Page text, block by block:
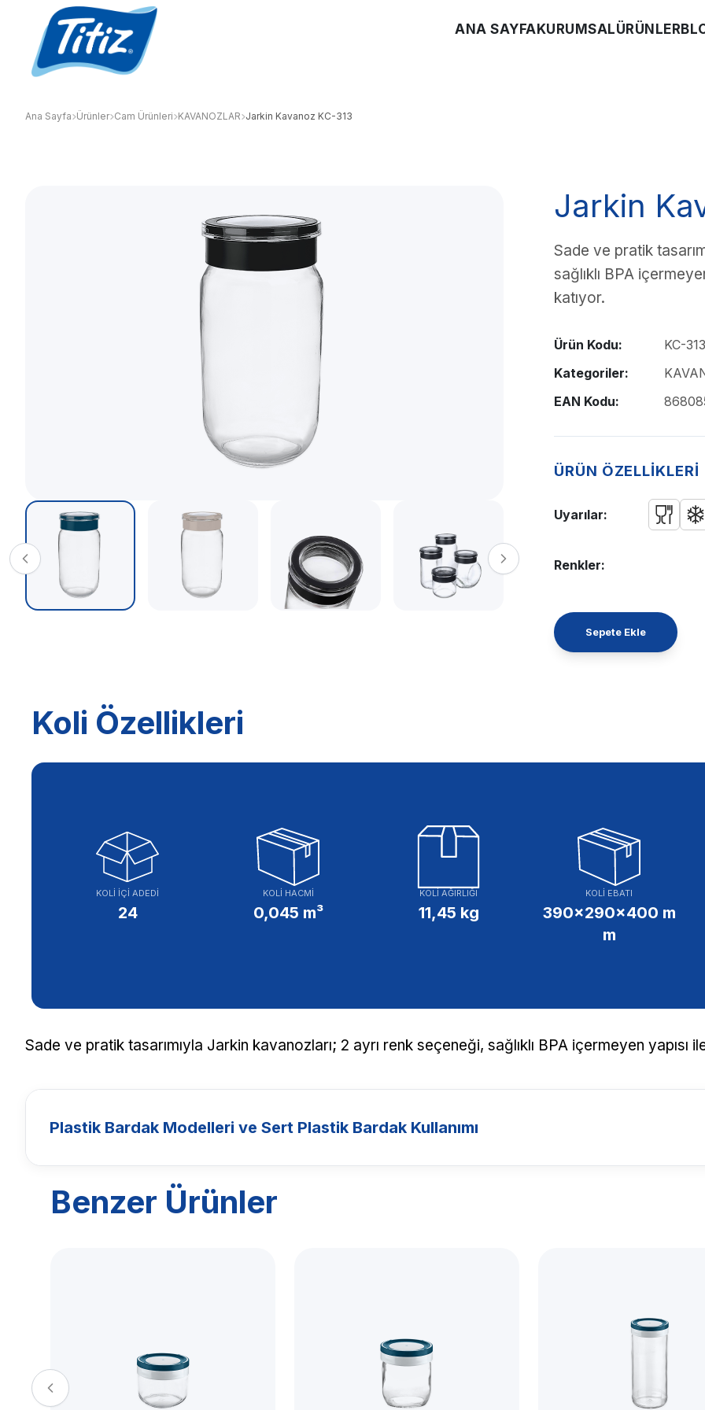
ANA SAYFA KURUMSALÜRÜNLER
Ana Sayfa Ürünler Cam Ürünleri KAVANOZLAR Jarkin Kavanoz KC-313
Jarkin
Sade ve pratik
sağlıklı BPA
katıyor.
Ürün Kodu:
KC-
Kategoriler:
EAN Kodu:
ÜRÜN ÖZELLİKLERİ
Uyarılar:
Renkler:
Sepete Ekle
Koli Özellikleri
KOLİ İÇİ ADEDİ
24
KOLİ HACMİ
0,045 m³
KOLİ AĞIRLIĞI
11,45 kg
KOLİ EBATI
390x290x400 m
m
Sade ve pratik tasarımıyla Jarkin kavanozları; 2 ayrı renk seçeneği, sağlıklı BPA içermeyen yapısı
Plastik Bardak Modelleri ve Sert Plastik Bardak Kullanımı
Modelleri ve Sert
Plastik Bardak
Benzer Ürünler